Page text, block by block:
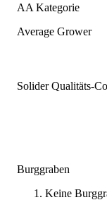
AA Kategorie
Average Grower
Solider Qualitäts-
Burggraben
Keine